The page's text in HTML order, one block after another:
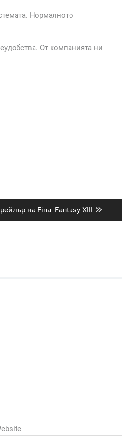
Нормалното
От компанията ни
на Final Fantasy XIII